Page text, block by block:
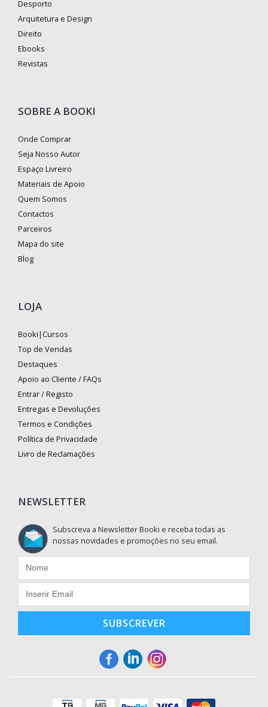
Desporto
Arquitetura e Design
Direito
Ebooks
Revistas
SOBRE A BOOKI
Onde Comprar
Seja Nosso Autor
Espaço Livreiro
Materiais de Apoio
Quem Somos
Contactos
Parceiros
Mapa do site
Blog
LOJA
Booki|Cursos
Top de Vendas
Destaques
Apoio ao Cliente / FAQs
Entrar / Registo
Entregas e Devoluções
Termos e Condições
Política de Privacidade
Livro de Reclamações
NEWSLETTER
Subscreva a Newsletter Booki e receba todas as
nossas novidades e promoções no seu email.
SUBSCREVER